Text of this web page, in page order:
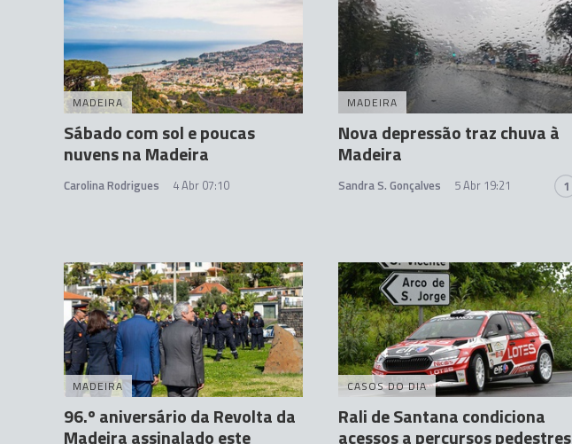
MADEIRA
Sábado com sol e poucas
nuvens na Madeira
Carolina Rodrigues 4 Abr 07:10
MADEIRA
Nova depressão traz chuva à
Madeira
Sandra S. Gonçalves 5 Abr 19:21 1
MADEIRA
96.º aniversário da Revolta da
Madeira assinalado este
CASOS DO DIA
Rali de Santana condiciona
acessos a percursos pedestres